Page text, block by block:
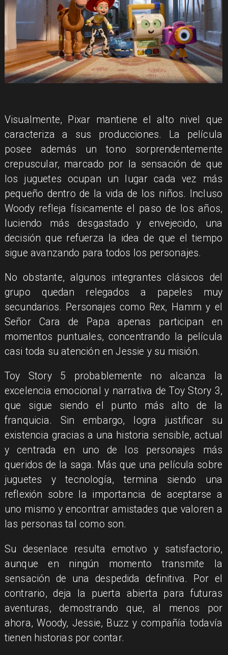
​Visualmente, Pixar mantiene el alto nivel que
caracteriza a sus producciones. La película
posee además un tono sorprendentemente
crepuscular, marcado por la sensación de que
los juguetes ocupan un lugar cada vez más
pequeño dentro de la vida de los niños. Incluso
Woody refleja físicamente el paso de los años,
luciendo más desgastado y envejecido, una
decisión que refuerza la idea de que el tiempo
sigue avanzando para todos los personajes.
No obstante, algunos integrantes clásicos del
grupo quedan relegados a papeles muy
secundarios. Personajes como Rex, Hamm y el
Señor Cara de Papa apenas participan en
momentos puntuales, concentrando la película
casi toda su atención en Jessie y su misión.
Toy Story 5 probablemente no alcanza la
excelencia emocional y narrativa de Toy Story 3,
que sigue siendo el punto más alto de la
franquicia. Sin embargo, logra justificar su
existencia gracias a una historia sensible, actual
y centrada en uno de los personajes más
queridos de la saga. Más que una película sobre
juguetes y tecnología, termina siendo una
reflexión sobre la importancia de aceptarse a
uno mismo y encontrar amistades que valoren a
las personas tal como son.
Su desenlace resulta emotivo y satisfactorio,
aunque en ningún momento transmite la
sensación de una despedida definitiva. Por el
contrario, deja la puerta abierta para futuras
aventuras, demostrando que, al menos por
ahora, Woody, Jessie, Buzz y compañía todavía
tienen historias por contar.